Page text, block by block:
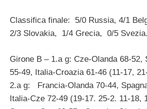
Classifica finale: 5/0 Russia, 4/1
2/3 Slovakia, 1/4 Grecia, 0/5 Svezia.
Girone B – 1.a g: Cze-Olanda 68-52,
55-49, Italia-Croazia 61-46 (11-17,
2.a g: Francia-Olanda 70-44,
Italia-Cze 72-49 (19-17. 25-2. 11-18,